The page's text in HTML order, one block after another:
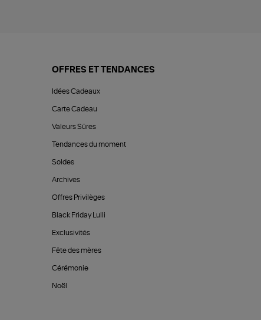
OFFRES ET TENDANCES
Idées Cadeaux
Carte Cadeau
Valeurs Sûres
Tendances du moment
Soldes
Archives
Offres Privilèges
Black Friday Lulli
Exclusivités
Fête des mères
Cérémonie
Noël